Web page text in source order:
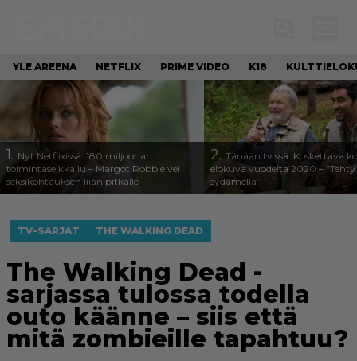
YLE AREENA NETFLIX PRIME VIDEO K18
1. Nyt Netflixissä: 180 miljoonan
toimintaseikkailu – Margot Robbie vei
seksikohtauksen liian pitkälle
2. Tänään tv:ssä: Koskettava
elokuva vuodelta 2020 – ”Tehty
sydämellä”
TV-SARJAT THE WALKING DEAD
The Walking Dead -
sarjassa tulossa todella
outo käänne – siis että
mitä zombieille tapahtuu?